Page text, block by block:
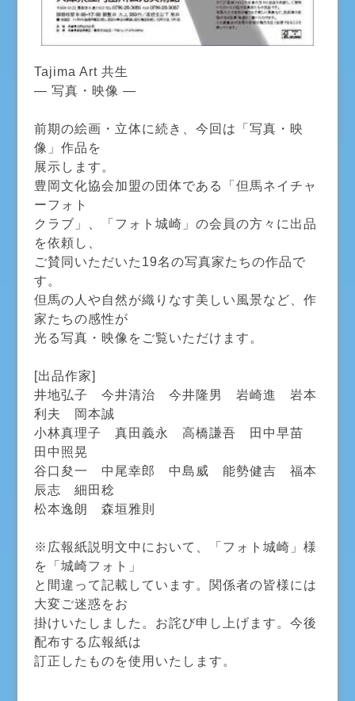
Tajima Art 共生
― 写真・映像 ―
前期の絵画・立体に続き、今回は「写真・映
像」作品を
展示します。
豊岡文化協会加盟の団体である「但馬ネイチャ
ーフォト
クラブ」、「フォト城崎」の会員の方々に出品
を依頼し、
ご賛同いただいた19名の写真家たちの作品で
す。
但馬の人や自然が織りなす美しい風景など、作
家たちの感性が
光る写真・映像をご覧いただけます。
[出品作家]
井地弘子 今井清治 今井隆男 岩崎進 岩本
利夫 岡本誠
小林真理子 真田義永 高橋謙吾 田中早苗
田中照晃
谷口夋一 中尾幸郎 中島威 能勢健吉 福本
辰志 細田稔
松本逸朗 森垣雅則
※広報紙説明文中において、「フォト城崎」様
を「城崎フォト」
と間違って記載しています。関係者の皆様には
大変ご迷惑をお
掛けいたしました。お詫び申し上げます。今後
配布する広報紙は
訂正したものを使用いたします。